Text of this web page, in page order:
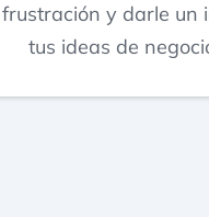
y darle un
tus ideas de